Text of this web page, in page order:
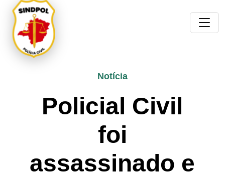
Notícia
Policial Civil
foi
assassinado e